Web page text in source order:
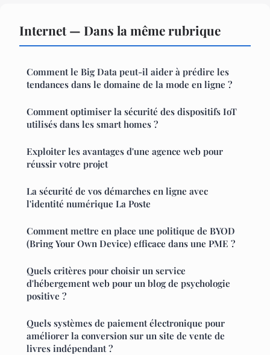
Internet — Dans la même rubrique
Comment le Big Data peut-il aider à prédire les
tendances dans le domaine de la mode en ligne ?
Comment optimiser la sécurité des dispositifs IoT
utilisés dans les smart homes ?
Exploiter les avantages d'une agence web pour
réussir votre projet
La sécurité de vos démarches en ligne avec
l'identité numérique La Poste
Comment mettre en place une politique de BYOD
(Bring Your Own Device) efficace dans une PME ?
Quels critères pour choisir un service
d'hébergement web pour un blog de psychologie
positive ?
Quels systèmes de paiement électronique pour
améliorer la conversion sur un site de vente de
livres indépendant ?